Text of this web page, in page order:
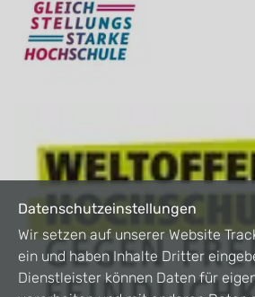
Datenschutzeinstellungen
Wir setzen auf unserer Website
ein und haben Inhalte Dritter
Dienstleister können Daten für